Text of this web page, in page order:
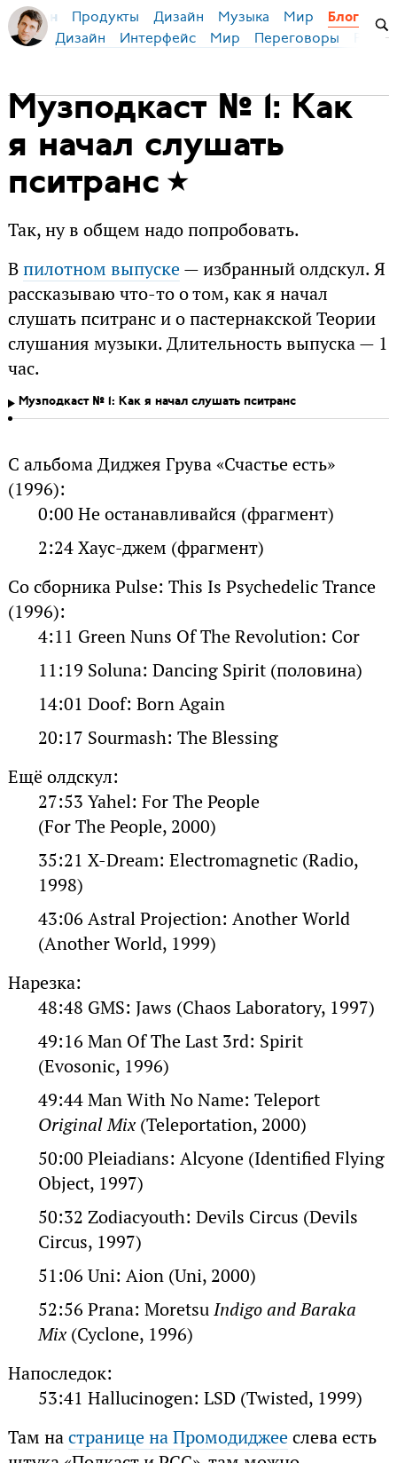
Бирман Продукты Дизайн Музыка Мир Блог
Дизайн Интерфейс Мир Переговоры
Музподкаст № 1: Как
я начал слушать
пситранс
Так, ну в общем надо попробовать.
Впилотном выпуске— избранный олдскул. Я
рассказываю что-то о том, как я начал
слушать пситранс и о пастернакской Теории
слушания музыки. Длительность выпуска — 1
час.
Музподкаст № 1: Как я начал слушать пситранс
С альбома Диджея Грува «Счастье есть»
(1996):
0:00 Не останавливайся (фрагмент)
2:24 Хаус-джем (фрагмент)
Со сборника Pulse: This Is Psychedelic Trance
(1996):
4:11 Green Nuns Of The Revolution: Cor
11:19 Soluna: Dancing Spirit (половина)
14:01 Doof: Born Again
20:17 Sourmash: The Blessing
Ещё олдскул:
27:53 Yahel: For The People
(For The People, 2000)
35:21 X-Dream: Electromagnetic (Radio,
1998)
43:06 Astral Projection: Another World
(Another World, 1999)
Нарезка:
48:48 GMS: Jaws (Chaos Laboratory, 1997)
49:16 Man Of The Last 3rd: Spirit
(Evosonic, 1996)
49:44 Man With No Name: Teleport
Original Mix(Teleportation, 2000)
50:00 Pleiadians: Alcyone (Identified Flying
Object, 1997)
50:32 Zodiacyouth: Devils Circus (Devils
Circus, 1997)
51:06 Uni: Aion (Uni, 2000)
52:56 Prana: MoretsuIndigo and Baraka
Mix(Cyclone, 1996)
Напоследок:
53:41 Hallucinogen: LSD (Twisted, 1999)
Там настранице на Промодиджееслева есть